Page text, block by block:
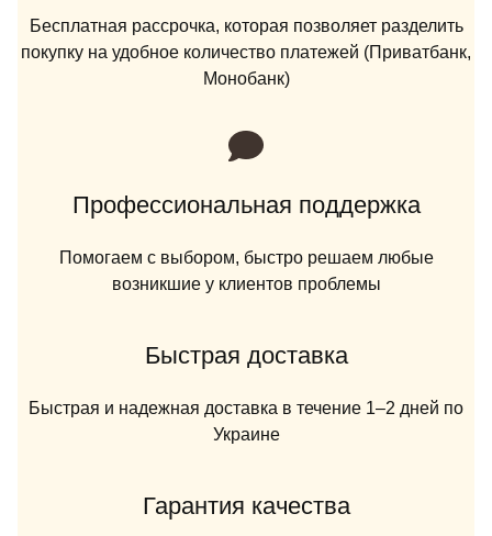
Бесплатная рассрочка, которая позволяет разделить
покупку на удобное количество платежей (Приватбанк,
Монобанк)
Профессиональная поддержка
Помогаем с выбором, быстро решаем любые
возникшие у клиентов проблемы
Быстрая доставка
Быстрая и надежная доставка в течение 1–2 дней по
Украине
Гарантия качества